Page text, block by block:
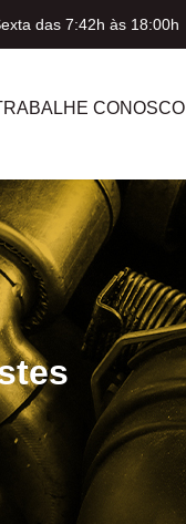
das 7:42h às 18:00h
CONOSCO